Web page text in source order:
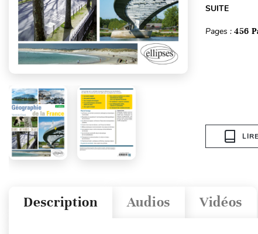
SUITE
Pages : 456
Vidéos
Audios
Description